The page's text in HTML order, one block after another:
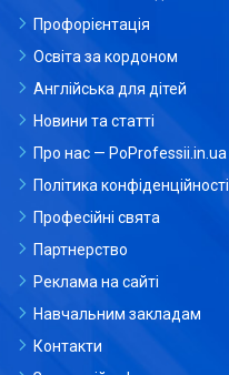
Профорієнтація
Освіта за кордоном
Англійська для дітей
Новини та статті
Про нас — PoProfessii.in.ua
Політика конфіденційності
Професійні свята
Партнерство
Реклама на сайті
Навчальним закладам
Контакти